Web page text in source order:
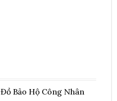
Đồ Bảo Hộ Công Nhân